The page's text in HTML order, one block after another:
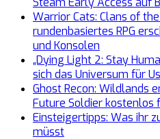
Warrior Cats: Clans of
rundenbasiertes RPG
und Konsolen
„Dying Light 2: Stay
sich das Universum für
Ghost Recon: Wildlands
Future Soldier kostenlos
Einsteigertipps: Was ihr
müsst